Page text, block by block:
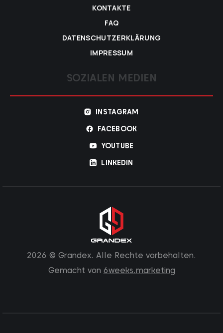
KONTAKTE
FAQ
DATENSCHUTZERKLÄRUNG
IMPRESSUM
SOZIALEN MEDIEN
INSTAGRAM
FACEBOOK
YOUTUBE
LINKEDIN
2026 © Grandex. Alle Rechte vorbehalten.
Gemacht von 6weeks.marketing